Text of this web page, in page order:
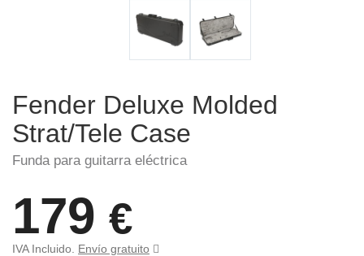
Fender Deluxe Molded
Strat/Tele Case
Funda para guitarra eléctrica
179 €
IVA Incluido. Envío gratuito